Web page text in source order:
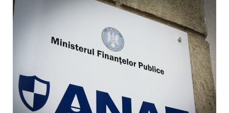
Artă & Cultură
Sănătate